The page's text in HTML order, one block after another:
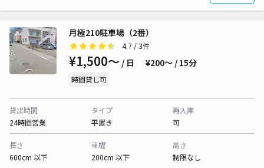
月極210駐車場（2番）
4.7 / 3件
¥1,500〜 / 日 ¥200〜 / 15分
時間貸し可
貸出時間
24時間営業
タイプ
平置き
再入庫
可
長さ
600cm 以下
車幅
200cm 以下
高さ
制限なし